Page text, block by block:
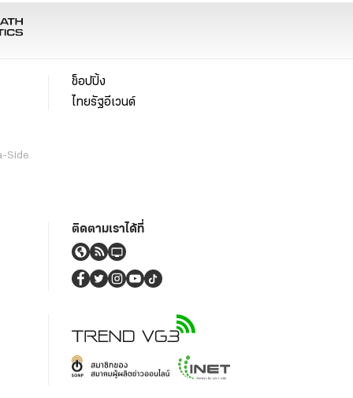
Side
ช็อปปิ้ง
ไทยรัฐอีเวนต์
ติดตามเราได้ที่